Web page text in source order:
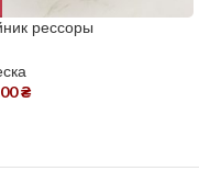
рессоры
₴